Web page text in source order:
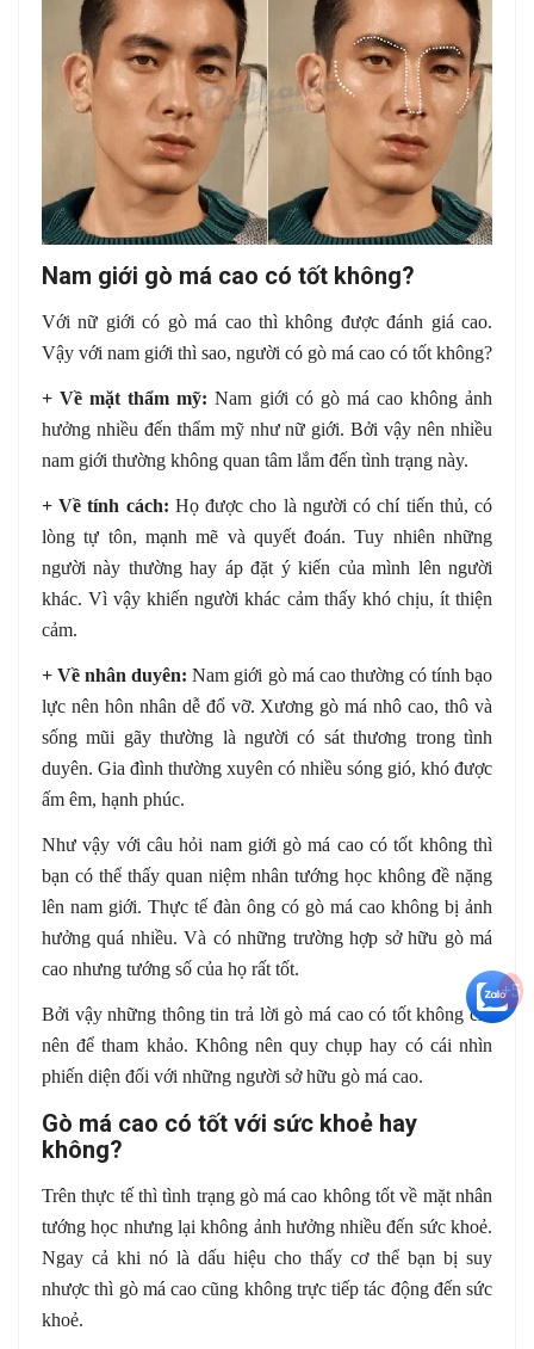
Nam giới gò má cao có tốt không?
Với nữ giới có gò má cao thì không được đánh giá cao.
Vậy với nam giới thì sao, người có gò má cao có tốt không?
+ Về mặt thẩm mỹ:Nam giới có gò má cao không ảnh
hưởng nhiều đến thẩm mỹ như nữ giới. Bởi vậy nên nhiều
nam giới thường không quan tâm lắm đến tình trạng này.
+ Về tính cách: Họ được cho là người có chí tiến thủ, có
lòng tự tôn, mạnh mẽ và quyết đoán. Tuy nhiên những
người này thường hay áp đặt ý kiến của mình lên người
khác. Vì vậy khiến người khác cảm thấy khó chịu, ít thiện
cảm.
+ Về nhân duyên: Nam giới gò má cao thường có tính bạo
lực nên hôn nhân dễ đổ vỡ. Xương gò má nhô cao, thô và
sống mũi gãy thường là người có sát thương trong tình
duyên. Gia đình thường xuyên có nhiều sóng gió, khó được
ấm êm, hạnh phúc.
Như vậy với câu hỏi nam giới gò má cao có tốt không thì
bạn có thể thấy quan niệm nhân tướng học không đề nặng
lên nam giới. Thực tế đàn ông có gò má cao không bị ảnh
hưởng quá nhiều. Và có những trường hợp sở hữu gò má
cao nhưng tướng số của họ rất tốt.
Bởi vậy những thông tin trả lời gò má cao có tốt không chỉ
nên để tham khảo. Không nên quy chụp hay có cái nhìn
phiến diện đối với những người sở hữu gò má cao.
Gò má cao có tốt với sức khoẻ hay
không?
Trên thực tế thì tình trạng gò má cao không tốt về mặt nhân
tướng học nhưng lại không ảnh hưởng nhiều đến sức khoẻ.
Ngay cả khi nó là dấu hiệu cho thấy cơ thể bạn bị suy
nhược thì gò má cao cũng không trực tiếp tác động đến sức
khoẻ.
+5